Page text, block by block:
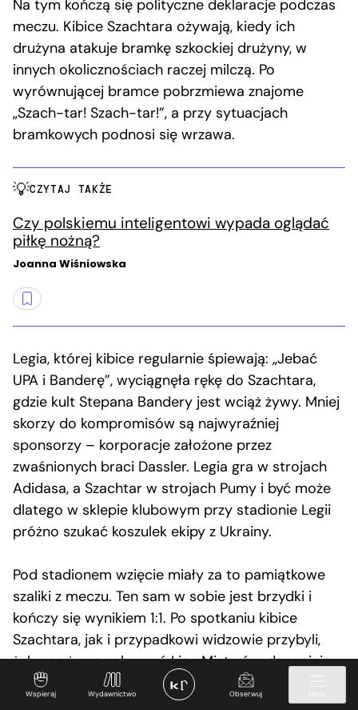
Wspieraj Wydawnictwo Obserwuj
Na tym kończą się polityczne deklaracje podczas
meczu. Kibice Szachtara ożywają, kiedy ich
drużyna atakuje bramkę szkockiej drużyny, w
innych okolicznościach raczej milczą. Po
wyrównującej bramce pobrzmiewa znajome
„Szach-tar! Szach-tar!”, a przy sytuacjach
bramkowych podnosi się wrzawa.
CZYTAJ TAKŻE
Czy polskiemu inteligentowi wypada oglądać
piłkę nożną?
Joanna Wiśniowska
Legia, której kibice regularnie śpiewają: „Jebać
UPA i Banderę”, wyciągnęła rękę do Szachtara,
gdzie kult Stepana Bandery jest wciąż żywy. Mniej
skorzy do kompromisów są najwyraźniej
sponsorzy – korporacje założone przez
zwaśnionych braci Dassler. Legia gra w strojach
Adidasa, a Szachtar w strojach Pumy i być może
dlatego w sklepie klubowym przy stadionie Legii
próżno szukać koszulek ekipy z Ukrainy.
Pod stadionem wzięcie miały za to pamiątkowe
szaliki z meczu. Ten sam w sobie jest brzydki i
kończy się wynikiem 1:1. Po spotkaniu kibice
Szachtara, jak i przypadkowi widzowie przybyli,
żeby na żywo zobaczyć Ligę Mistrzów, doceniają
wysiłek zawodników.